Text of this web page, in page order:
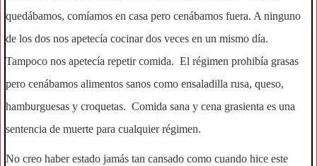
quedábamos, comíamos en casa pero cenábamos fuera. A ninguno
de los dos nos apetecía cocinar dos veces en un mismo día.
Tampoco nos apetecía repetir comida. El régimen prohibía grasas
pero cenábamos alimentos sanos como ensaladilla rusa, queso,
hamburguesas y croquetas. Comida sana y cena grasienta es una
sentencia de muerte para cualquier régimen.
No creo haber estado jamás tan cansado como cuando hice este